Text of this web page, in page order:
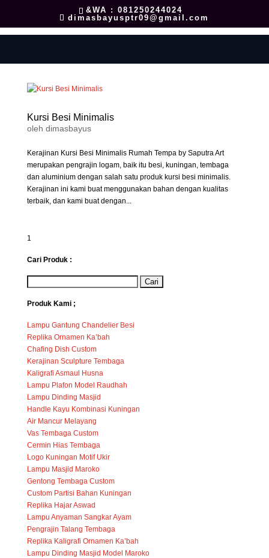
&WA : 081250244024
dimasbayusptr09@gmail.com
Kursi Besi Minimalis
oleh dimasbayus
Kerajinan Kursi Besi Minimalis Rumah Tempa by Saputra Art
merupakan pengrajin logam, baik itu besi, kuningan, tembaga
dan aluminium dengan salah satu produk kursi besi minimalis.
Kerajinan ini kami buat menggunakan bahan dengan kualitas
terbaik, dan kami buat dengan...
1
Cari Produk :
Produk Kami ;
Lampu Gantung Chandelier Besi
Replika Ornamen Ka’bah
Chafing Dish Custom
Kerajinan Sculpture Tembaga
Kaligrafi Asmaul Husna
Lampu Plafon Model Raudhah
Lampu Dinding Masjid
Handle Kayu Kombinasi Kuningan
Air Mancur Melayang
Vas Tembaga Custom
Cermin Hias Tembaga
Logo Kuningan Motif Ukir
Lampu Masjid Maroko
Gentong Tembaga Custom
Custom Partisi Bahan Kuningan
Replika Hajar Aswad
Lampu Anyaman Sangkar Ayam
Pengrajin Talang Tembaga
Replika Kaligrafi Ornamen Ka’bah
Lampu Dinding Masjid Model Maroko